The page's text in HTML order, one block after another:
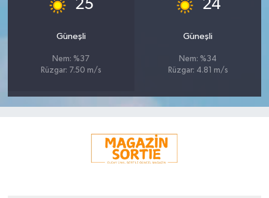
25
Güneşli
Nem: %37
Rüzgar: 7.50 m/s
24
Güneşli
Nem: %34
Rüzgar: 4.81 m/s